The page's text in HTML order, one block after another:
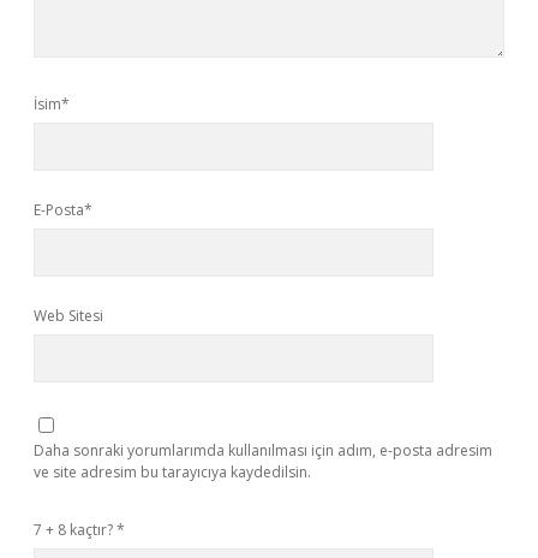
İsim*
E-Posta*
Web Sitesi
Daha sonraki yorumlarımda kullanılması için adım, e-posta adresim
ve site adresim bu tarayıcıya kaydedilsin.
7 + 8 kaçtır?*